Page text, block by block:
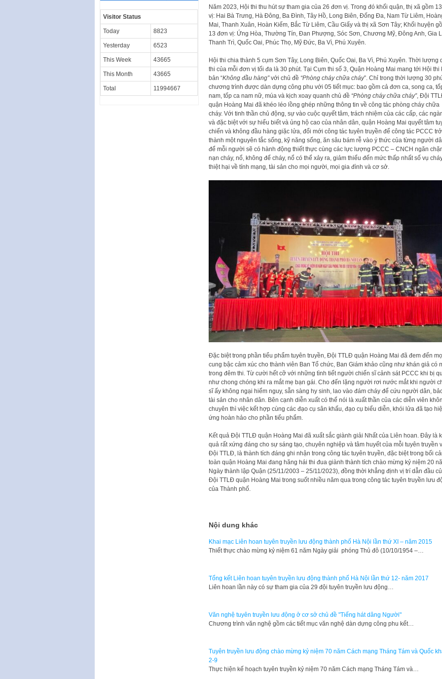
Năm 2023, Hội thi thu hút sự tham gia của 26 đơn vị. Trong đó khối quận, thị xã gồm
vị: Hai Bà Trưng, Hà Đông, Ba Đình, Tây Hồ, Long Biên, Đống Đa, Nam Từ Liêm,
Mai, Thanh Xuân, Hoàn Kiếm, Bắc Từ Liêm, Cầu Giấy và thị xã Sơn Tây; Khối huyện
13 đơn vị: Ứng Hòa, Thường Tín, Đan Phượng, Sóc Sơn, Chương Mỹ, Đông Anh, Gia
Thanh Trì, Quốc Oai, Phúc Thọ, Mỹ Đức, Ba Vì, Phú Xuyên.
Hội thi chia thành 5 cụm Sơn Tây, Long Biên, Quốc Oai, Ba Vì, Phú Xuyên. Thời lượng
thi của mỗi đơn vị tối đa là 30 phút. Tại Cụm thi số 3, Quận Hoàng Mai mang tới Hội thi
bản “Không đầu hàng”với chủ đề “Phòng cháy chữa cháy”. Chỉ trong thời lượng 30
chương trình được dàn dựng công phu với 05 tiết mục: bao gồm cả đơn ca, song ca,
nam, tốp ca nam nữ, múa và kịch xoay quanh chủ đề “Phòng cháy chữa cháy”, Đội
quận Hoàng Mai đã khéo léo lồng ghép những thông tin về công tác phòng cháy chữa
cháy. Với tinh thần chủ động, sự vào cuộc quyết tâm, trách nhiệm của các cấp, các
và đặc biệt với sự hiểu biết và ủng hộ cao của nhân dân, quận Hoàng Mai quyết tâm
chiến và không đầu hàng giặc lửa, đổi mới công tác tuyên truyền để công tác PCCC trở
thành một nguyên tắc sống, kỹ năng sống, ăn sâu bám rễ vào ý thức của từng người
để mỗi người sẽ có hành động thiết thực cùng các lực lượng PCCC – CNCH ngăn
nạn cháy, nổ, không để cháy, nổ có thể xảy ra, giảm thiểu đến mức thấp nhất số vụ
thiệt hại về tính mạng, tài sản cho mọi người, mọi gia đình và cơ sở.
Đặc biệt trong phần tiểu phẩm tuyên truyền, Đội TTLĐ quận Hoàng Mai đã đem đến
cung bậc cảm xúc cho thành viên Ban Tổ chức, Ban Giám khảo cũng như khán giả có
trong đêm thi. Từ cười hết cỡ với những tình tiết người chiến sĩ cảnh sát PCCC khi bị
như chong chóng khi ra mắt mẹ bạn gái. Cho đến lặng người rơi nước mắt khi người
sĩ ấy không ngại hiểm nguy, sẵn sàng hy sinh, lao vào đám cháy để cứu người dân,
tài sản cho nhân dân. Bên cạnh diễn xuất có thể nói là xuất thần của các diễn viên
chuyên thì việc kết hợp cùng các đạo cụ sân khấu, đạo cụ biểu diễn, khói lửa đã tạo
ứng hoàn hảo cho phần tiểu phẩm.
Kết quả Đội TTLĐ quận Hoàng Mai đã xuất sắc giành giải Nhất của Liên hoan. Đây là
quả rất xứng đáng cho sự sáng tạo, chuyên nghiệp và tâm huyết của mỗi tuyên truyền
Đội TTLĐ, là thành tích đáng ghi nhận trong công tác tuyên truyền, đặc biệt trong bối
toàn quận Hoàng Mai đang hăng hái thi đua giành thành tích chào mừng kỷ niệm 20
Ngày thành lập Quận (25/11/2003 – 25/11/2023), đồng thời khẳng định vị trí dẫn đầu
Đội TTLĐ quận Hoàng Mai trong suốt nhiều năm qua trong công tác tuyên truyền lưu
của Thành phố.
Nội dung khác
Khai mạc Liên hoan tuyên truyền lưu động thành phố Hà Nội lần thứ XI – năm 2015
​Thiết thực chào mừng kỷ niệm 61 năm Ngày giải phóng Thủ đô (10/10/1954 –…
Tổng kết Liên hoan tuyên truyền lưu động thành phố Hà Nội lần thứ 12- năm 2017
Liên hoan lần này có sự tham gia của 29 đội tuyên truyền lưu động…
Văn nghệ tuyên truyền lưu động ở cơ sở chủ đề "Tiếng hát dâng Người"
Chương trình văn nghệ gồm các tiết mục văn nghệ dàn dựng công phu kết…
Tuyên truyền lưu động chào mừng kỷ niệm 70 năm Cách mạng Tháng Tám và Quốc
2-9
​Thực hiện kế hoạch tuyên truyền kỷ niệm 70 năm Cách mạng Tháng Tám và…
Visitor Status
Today 8823
Yesterday 6523
This Week 43665
This Month 43665
Total 11994667